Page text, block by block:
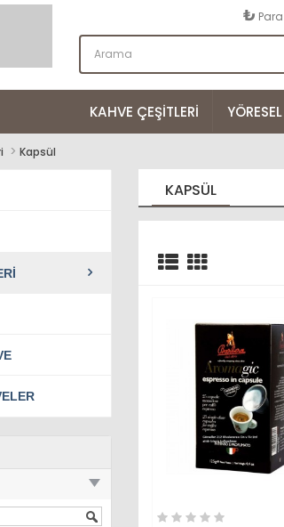
₺
KAHVE ÇEŞITLERI
Kapsül
KAPSÜL
SEPETE AT